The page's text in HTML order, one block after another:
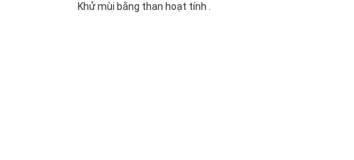
Khử mùi bằng than hoạt tính .